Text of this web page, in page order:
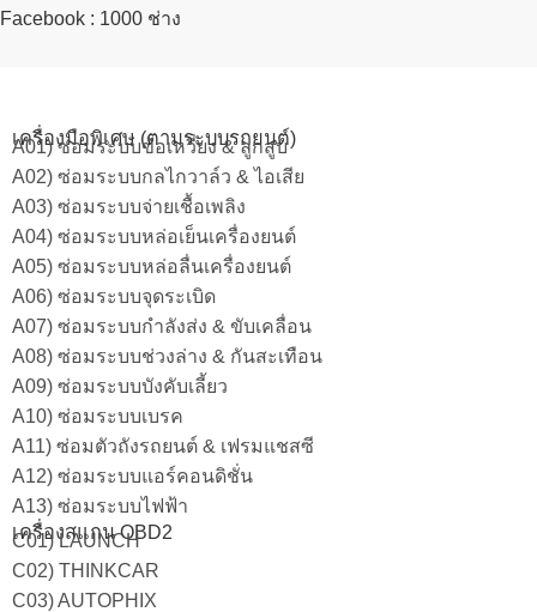
Facebook : 1000 ช่าง
เครื่องมือพิเศษ (ตามระบบรถยนต์)
A01) ซ่อมระบบข้อเหวี่ยง & ลูกสูบ
A02) ซ่อมระบบกลไกวาล์ว & ไอเสีย
A03) ซ่อมระบบจ่ายเชื้อเพลิง
A04) ซ่อมระบบหล่อเย็นเครื่องยนต์
A05) ซ่อมระบบหล่อลื่นเครื่องยนต์
A06) ซ่อมระบบจุดระเบิด
A07) ซ่อมระบบกำลังส่ง & ขับเคลื่อน
A08) ซ่อมระบบช่วงล่าง & กันสะเทือน
A09) ซ่อมระบบบังคับเลี้ยว
A10) ซ่อมระบบเบรค
A11) ซ่อมตัวถังรถยนต์ & เฟรมแชสซี
A12) ซ่อมระบบแอร์คอนดิชั่น
A13) ซ่อมระบบไฟฟ้า
เครื่องสแกน OBD2
C01) LAUNCH
C02) THINKCAR
C03) AUTOPHIX